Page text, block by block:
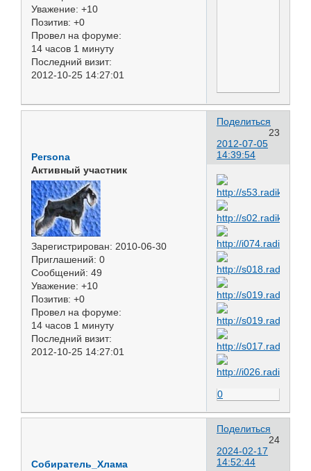
Уважение: +10
Позитив: +0
Провел на форуме:
14 часов 1 минуту
Последний визит:
2012-10-25 14:27:01
Поделиться
23
2012-07-05
14:39:54
Persona
Активный участник
Зарегистрирован: 2010-06-30
Приглашений: 0
Сообщений: 49
Уважение: +10
Позитив: +0
Провел на форуме:
14 часов 1 минуту
Последний визит:
2012-10-25 14:27:01
0
Поделиться
24
2024-02-17
14:52:44
Собиратель_Хлама